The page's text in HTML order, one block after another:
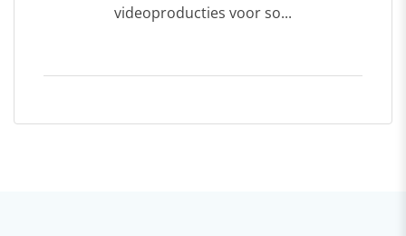
videoproducties voor so...